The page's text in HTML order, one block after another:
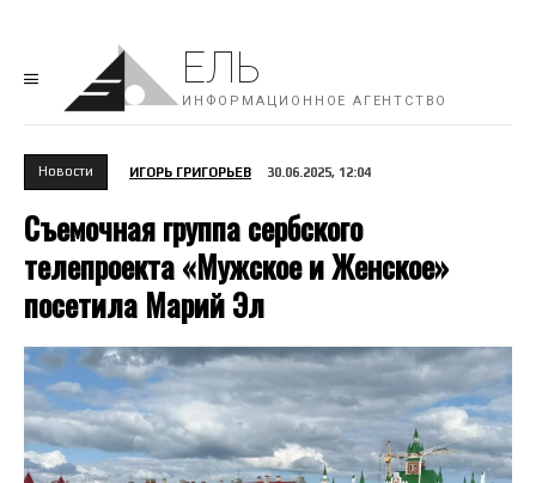
ЕЛЬ
ИНФОРМАЦИОННОЕ АГЕНТСТВО
Новости ИГОРЬ ГРИГОРЬЕВ 30.06.2025, 12:04
Съемочная группа сербского
телепроекта «Мужское и Женское»
посетила Марий Эл